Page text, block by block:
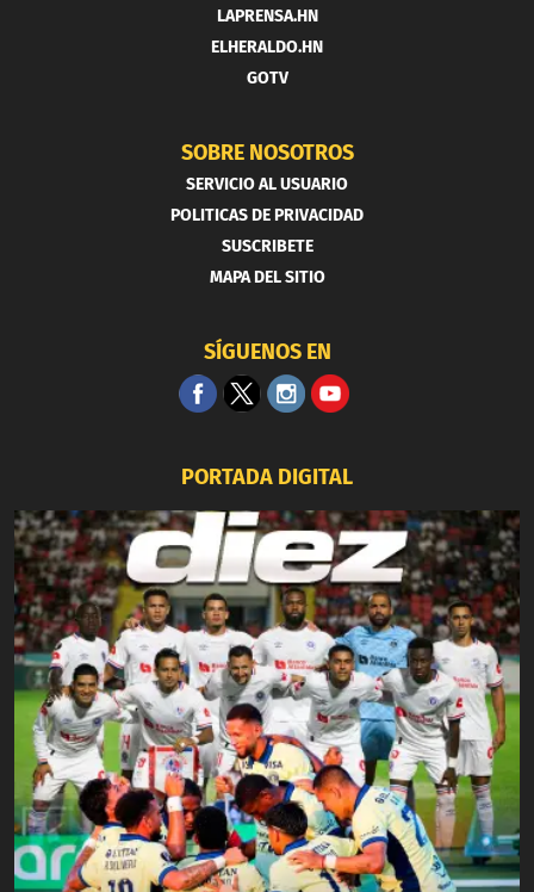
LAPRENSA.HN
ELHERALDO.HN
GOTV
SOBRE NOSOTROS
SERVICIO AL USUARIO
POLITICAS DE PRIVACIDAD
SUSCRIBETE
MAPA DEL SITIO
SÍGUENOS EN
PORTADA DIGITAL